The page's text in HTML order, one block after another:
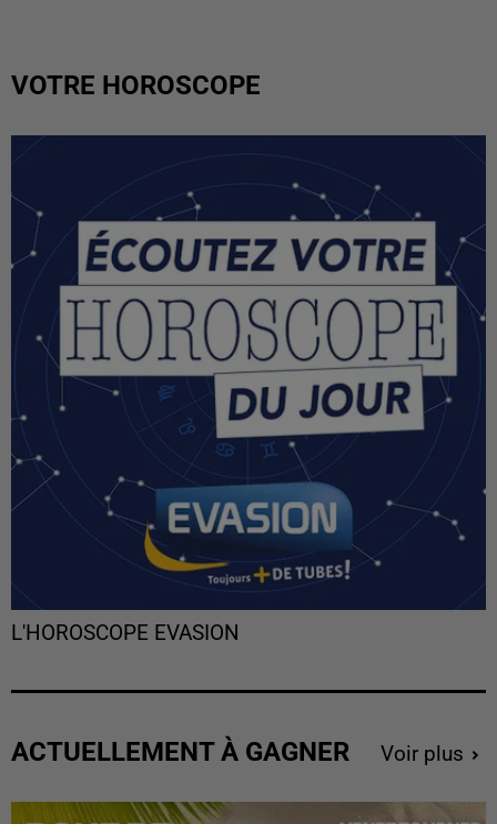
VOTRE HOROSCOPE
L'HOROSCOPE EVASION
ACTUELLEMENT À GAGNER Voir plus